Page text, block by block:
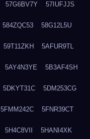
57G6BV7Y 57IUFJJS
584ZQC53 58G12L5U
59T11ZKH 5AFUR9TL
5AY4N3YE 5B3AF4SH
5DKYT31C 5DM253CG
5FMM242C 5FNR39CT
5H4C8VII 5HANI4XK